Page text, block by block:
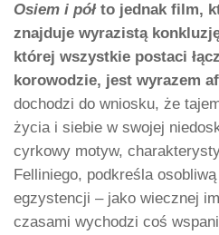
Osiem i półto jednak film,
znajduje wyrazistą
której wszystkie postaci
korowodzie, jest wyrazem
dochodzi do wniosku, że
życia i siebie w swojej
cyrkowy motyw,
Felliniego, podkreśla
egzystencji – jako wiecznej
czasami wychodzi coś